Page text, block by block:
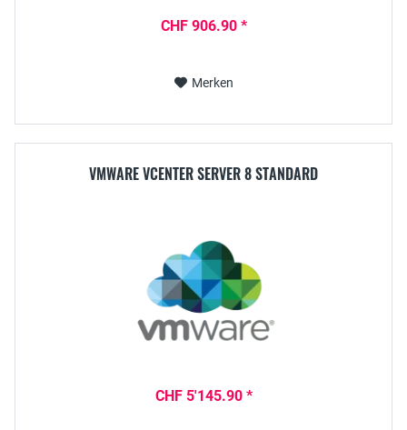
CHF 906.90 *
Merken
VMWARE VCENTER SERVER 8 STANDARD
CHF 5'145.90 *